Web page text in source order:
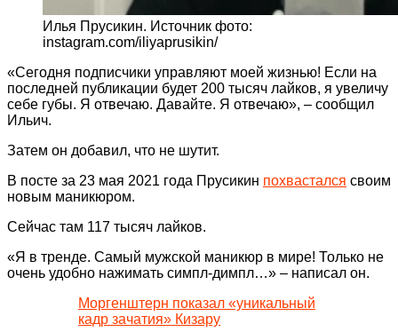
Илья Прусикин. Источник фото:
instagram.com/iliyaprusikin/
«Сегодня подписчики управляют моей жизнью! Если на
последней публикации будет 200 тысяч лайков, я увеличу
себе губы. Я отвечаю. Давайте. Я отвечаю», – сообщил
Ильич.
Затем он добавил, что не шутит.
В посте за 23 мая 2021 года Прусикин похвастался своим
новым маникюром.
Сейчас там 117 тысяч лайков.
«Я в тренде. Самый мужской маникюр в мире! Только не
очень удобно нажимать симпл-димпл…» – написал он.
Моргенштерн показал «уникальный
кадр зачатия» Кизару